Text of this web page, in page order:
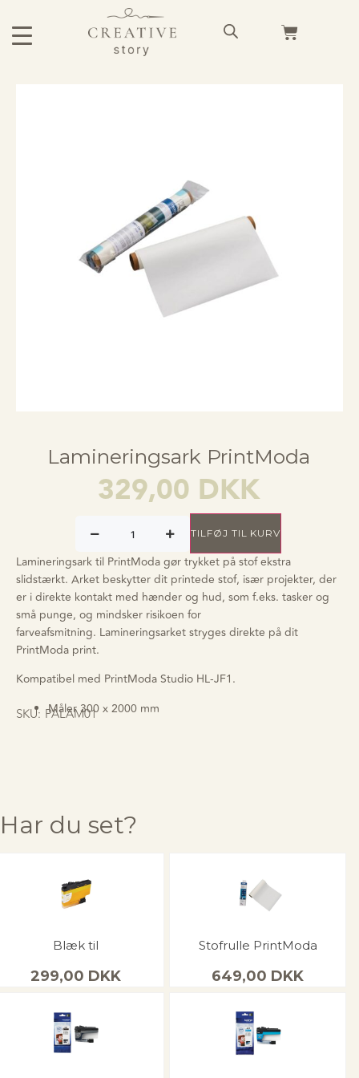
Lamineringsark PrintModa
329,00 DKK
TILFØJ TIL KURV
Lamineringsark til PrintModa gør trykket på stof ekstra
slidstærkt. Arket beskytter dit printede stof, især projekter, der
er i direkte kontakt med hænder og hud, som f.eks. tasker og
små punge, og mindsker risikoen for
farveafsmitning. Lamineringsarket stryges direkte på dit
PrintModa print.
Kompatibel med PrintModa Studio HL-JF1.
Måler 300 x 2000 mm
SKU: PALAM01
Har du set?
Blæk til
299,00 DKK
Stofrulle PrintModa
649,00 DKK